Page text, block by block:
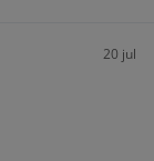
20 jul